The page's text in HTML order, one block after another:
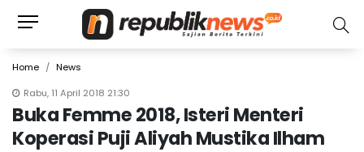
Home
News
Rabu, 11 April 2018 21:30
Buka Femme 2018, Isteri Menteri
Koperasi Puji Aliyah Mustika Ilham